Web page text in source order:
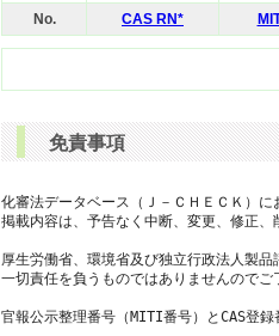
No. CAS RN*
免責事項
化審法データベース（Ｊ－ＣＨＥＣＫ）
掲載内容は、予告なく中断、変更、修正
厚生労働省、環境省及び独立行政法人製
一切責任を負うものではありませんのでご
官報公示整理番号（MITI番号）とCAS登